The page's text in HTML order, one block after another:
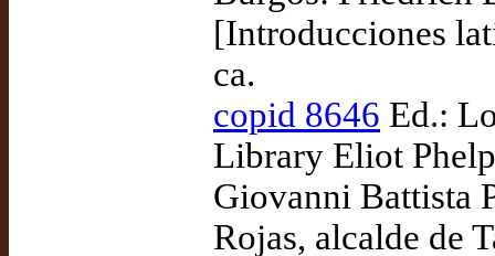
[Introducciones
ca.
copid 8646 Ed.:
Library Eliot
Giovanni Battista
Rojas, alcalde de